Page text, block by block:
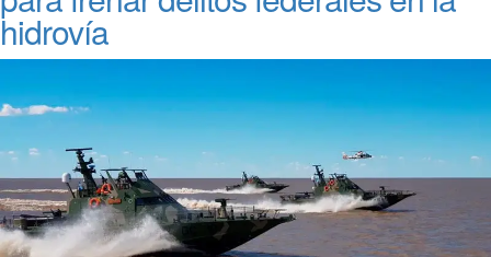
hidrovía